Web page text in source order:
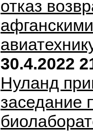
отказ
30.4.2022
Нуланд
заседание